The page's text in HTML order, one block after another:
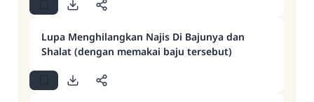
Lupa Menghilangkan Najis Di Bajunya dan
Shalat (dengan memakai baju tersebut)